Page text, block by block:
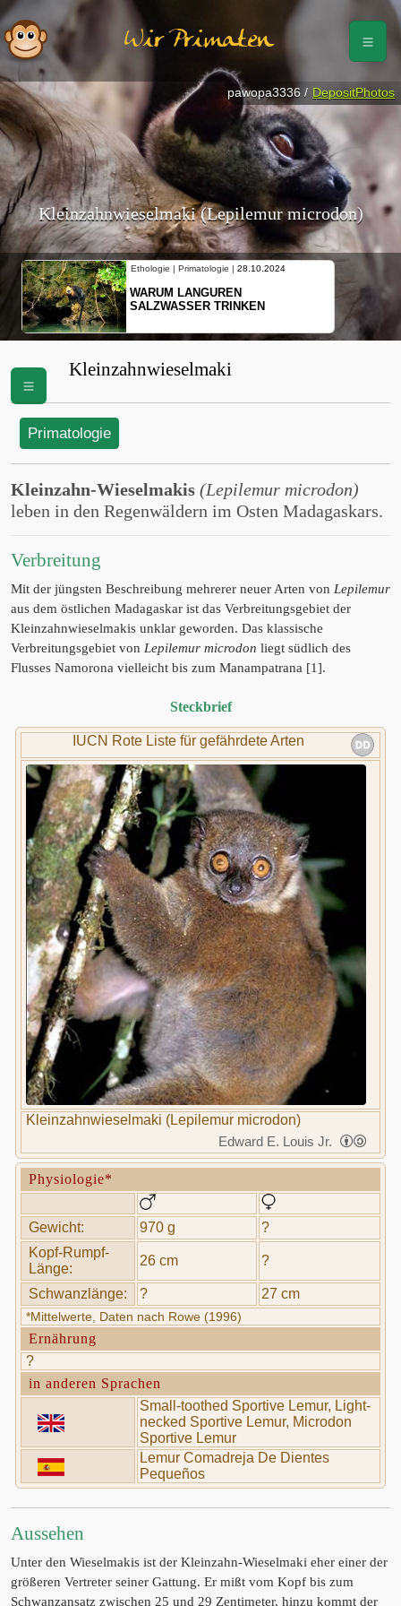
Wir Primaten
Kleinzahnwieselmaki (Lepilemur microdon)
Ethologie | Primatologie | 28.10.2024
WARUM LANGUREN
SALZWASSER TRINKEN
pawopa3336 / DepositPhotos
Kleinzahnwieselmaki
Primatologie
Kleinzahn-Wieselmakis (Lepilemur microdon)
leben in den Regenwäldern im Osten Madagaskars.
Verbreitung
Mit der jüngsten Beschreibung mehrerer neuer Arten von Lepilemur
aus dem östlichen Madagaskar ist das Verbreitungsgebiet der
Kleinzahnwieselmakis unklar geworden. Das klassische
Verbreitungsgebiet von Lepilemur microdon liegt südlich des
Flusses Namorona vielleicht bis zum Manampatrana [1].
Steckbrief
IUCN Rote Liste für gefährdete Arten
Kleinzahnwieselmaki (Lepilemur microdon)
Edward E. Louis Jr.
Physiologie*
Gewicht: 970 g
?
Kopf-Rumpf-
Länge:
26 cm ?
Schwanzlänge: ? 27 cm
*Mittelwerte, Daten nach Rowe (1996)
Ernährung
?
in anderen Sprachen
Small-toothed Sportive Lemur, Light-
necked Sportive Lemur, Microdon
Sportive Lemur
Lemur Comadreja De Dientes
Pequeños
Aussehen
Unter den Wieselmakis ist der Kleinzahn-Wieselmaki eher einer der
größeren Vertreter seiner Gattung. Er mißt vom Kopf bis zum
Schwanzansatz zwischen 25 und 29 Zentimeter, hinzu kommt der